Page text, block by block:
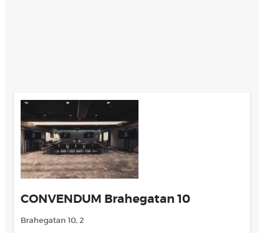
CONVENDUM Brahegatan 10
Brahegatan 10, 2